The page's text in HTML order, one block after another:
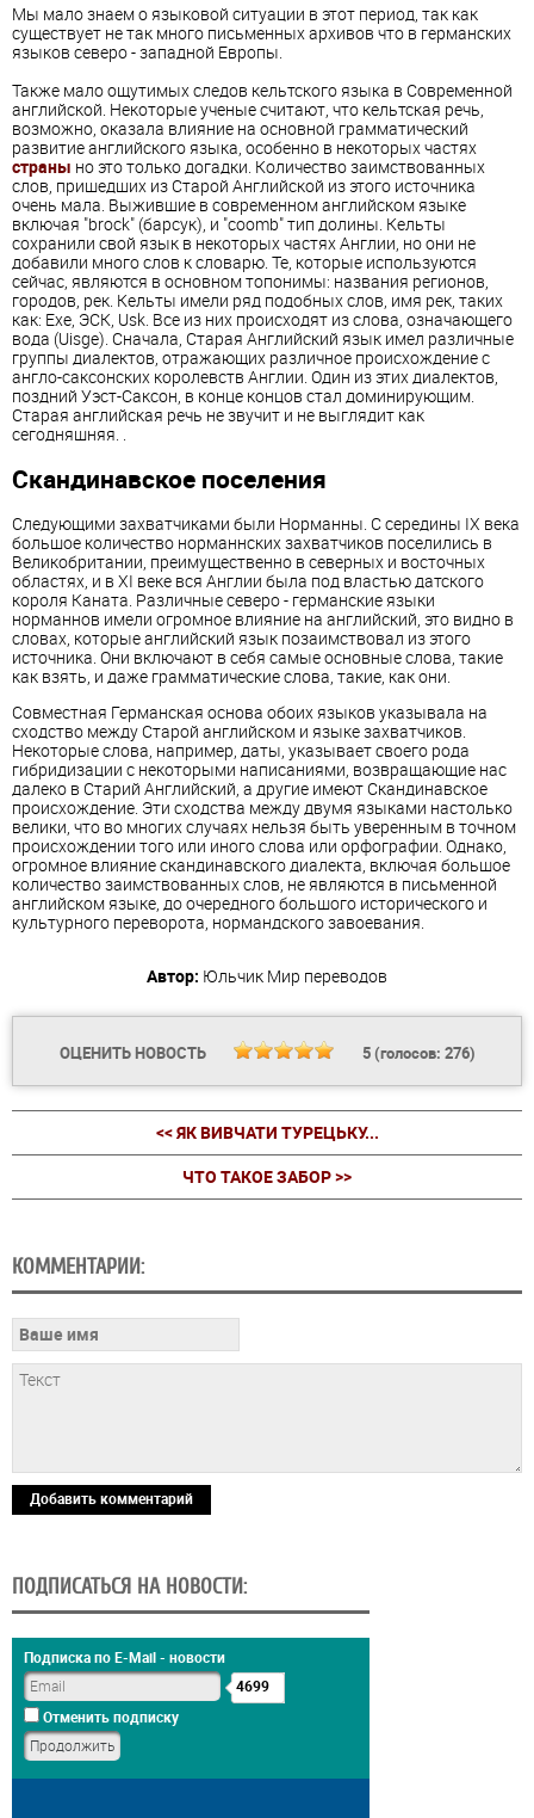
Мы мало знаем о языковой ситуации в этот период, так как
существует не так много письменных архивов что в германских
языков северо - западной Европы.
Также мало ощутимых следов кельтского языка в Современной
английской. Некоторые ученые считают, что кельтская речь,
возможно, оказала влияние на основной грамматический
развитие английского языка, особенно в некоторых частях
страны но это только догадки. Количество заимствованных
слов, пришедших из Старой Английской из этого источника
очень мала. Выжившие в современном английском языке
включая "brock" (барсук), и "coomb" тип долины. Кельты
сохранили свой язык в некоторых частях Англии, но они не
добавили много слов к словарю. Те, которые используются
сейчас, являются в основном топонимы: названия регионов,
городов, рек. Кельты имели ряд подобных слов, имя рек, таких
как: Exe, ЭСК, Usk. Все из них происходят из слова, означающего
вода (Uisge). Сначала, Старая Английский язык имел различные
группы диалектов, отражающих различное происхождение с
англо-саксонских королевств Англии. Один из этих диалектов,
поздний Уэст-Саксон, в конце концов стал доминирующим.
Старая английская речь не звучит и не выглядит как
сегодняшняя. .
Скандинавское поселения
Следующими захватчиками были Норманны. С середины IX века
большое количество норманнских захватчиков поселились в
Великобритании, преимущественно в северных и восточных
областях, и в XI веке вся Англии была под властью датского
короля Каната. Различные северо - германские языки
норманнов имели огромное влияние на английский, это видно в
словах, которые английский язык позаимствовал из этого
источника. Они включают в себя самые основные слова, такие
как взять, и даже грамматические слова, такие, как они.
Совместная Германская основа обоих языков указывала на
сходство между Старой английском и языке захватчиков.
Некоторые слова, например, даты, указывает своего рода
гибридизации с некоторыми написаниями, возвращающие нас
далеко в Старий Английский, а другие имеют Скандинавское
происхождение. Эти сходства между двумя языками настолько
велики, что во многих случаях нельзя быть уверенным в точном
происхождении того или иного слова или орфографии. Однако,
огромное влияние скандинавского диалекта, включая большое
количество заимствованных слов, не являются в письменной
английском языке, до очередного большого исторического и
культурного переворота, нормандского завоевания.
Автор: Юльчик Мир переводов
ОЦЕНИТЬ НОВОСТЬ 5(голосов: 276)
<< ЯК ВИВЧАТИ ТУРЕЦЬКУ...
ЧТО ТАКОЕ ЗАБОР >>
КОММЕНТАРИИ:
Добавить комментарий
ПОДПИСАТЬСЯ НА НОВОСТИ:
Подписка по E-Mail - новости
4699
Отменить подписку